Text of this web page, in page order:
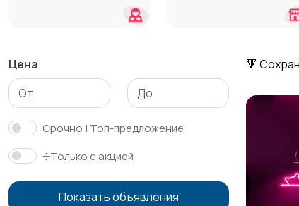
Цена
Срочно | Топ-предложение
➗Только с акцией
Показать объявления
🔻